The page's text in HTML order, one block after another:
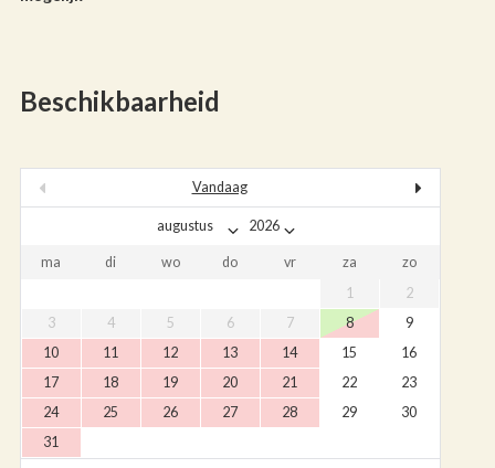
Beschikbaarheid
Vandaag
ma di wo do vr za
zo
1
2
3
4 5 6 7 8
9
10
11 12 13 14 15
16
17
18 19 20 21 22
23
24
25 26 27 28 29
30
31